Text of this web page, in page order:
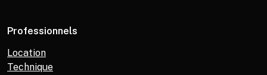
Professionnels
Location
Technique